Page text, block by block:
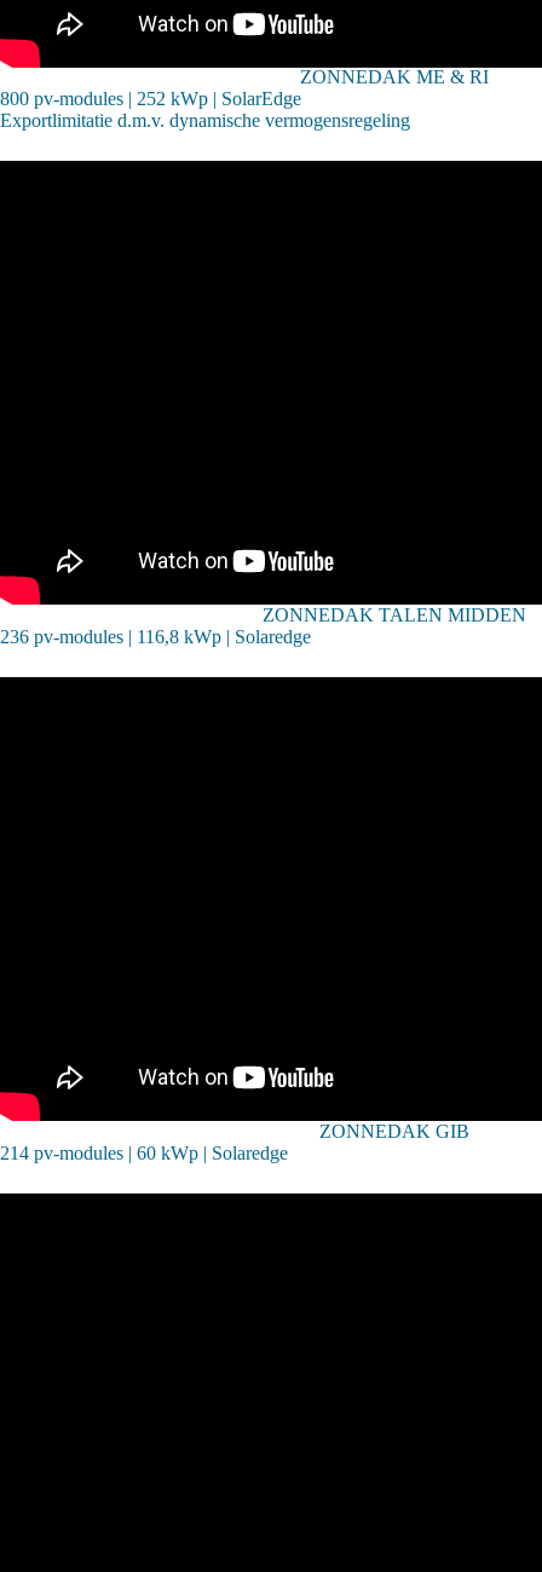
ZONNEDAK ME & RI
800 pv-modules | 252 kWp | SolarEdge
Exportlimitatie d.m.v. dynamische vermogensregeling
ZONNEDAK TALEN MIDDEN
236 pv-modules | 116,8 kWp | Solaredge
ZONNEDAK GIB
214 pv-modules | 60 kWp | Solaredge